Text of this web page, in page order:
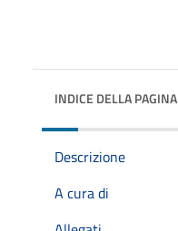
INDICE DELLA PAGINA
Descrizione
A cura di